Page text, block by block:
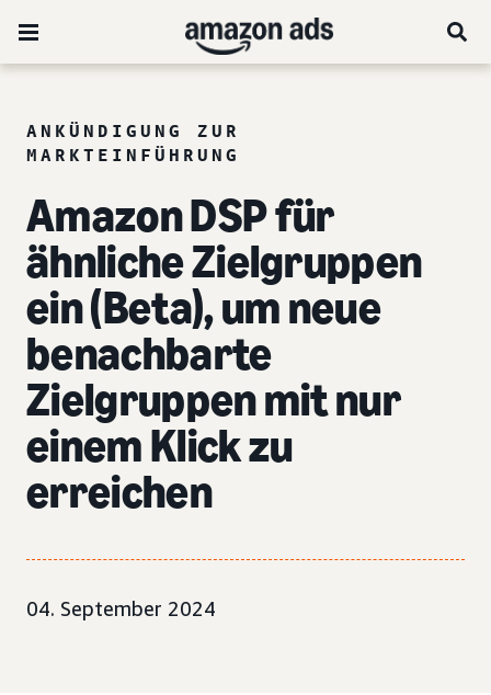
ANKÜNDIGUNG ZUR
MARKTEINFÜHRUNG
Amazon DSP für
ähnliche Zielgruppen
ein (Beta), um neue
benachbarte
Zielgruppen mit nur
einem Klick zu
erreichen
04. September 2024